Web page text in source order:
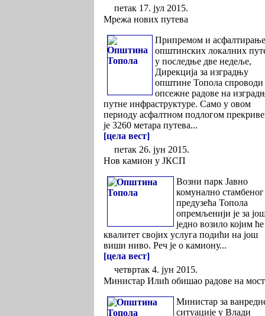
петак 17. јул 2015.
Мрежа нових путева
Припремом и
општинских локалних
у последње две недеље,
Дирекција за изградњу
општине Топола спроводи
опсежне радове на
путне инфраструктуре. Само у овом
периоду асфалтном подлогом
је 3260 метара путева...
[цела вест]
петак 26. јун 2015.
Нов камион у ЈКСП
Возни парк Јавно
комунално стамбеног
предузећа Топола
опремљенији је за
једно возило којим ће
квалитет својих услуга подићи на још
виши ниво. Реч је о камиону...
[цела вест]
четвртак 4. јун 2015.
Министар Илић обишао радове на
Министар за
ситуације у Влади